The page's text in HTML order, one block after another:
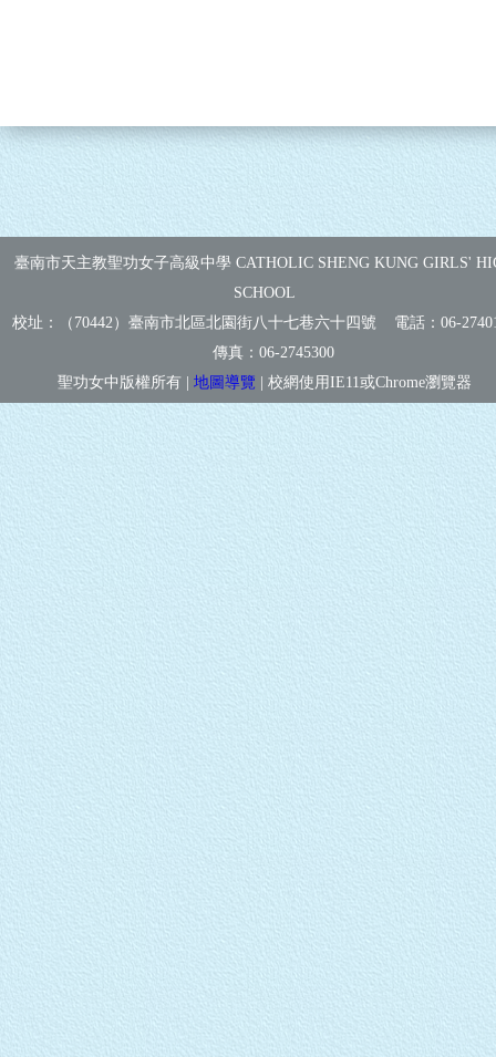
臺南市天主教聖功女子高級中學 CATHOLIC SHENG KUNG GIRLS'
SCHOOL
校址：（70442）臺南市北區北園街八十七巷六十四號 電話：06-
傳真： 06-2745300
聖功女中版權所有 | 地圖導覽 | 校網使用IE11或Chrome瀏覽器